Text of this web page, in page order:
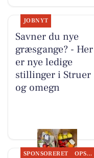
JOBNYT
Savner du nye
græsgange? - Her
er nye ledige
stillinger i Struer
og omegn
SPONSORERET OPSLAGSTAVLEN